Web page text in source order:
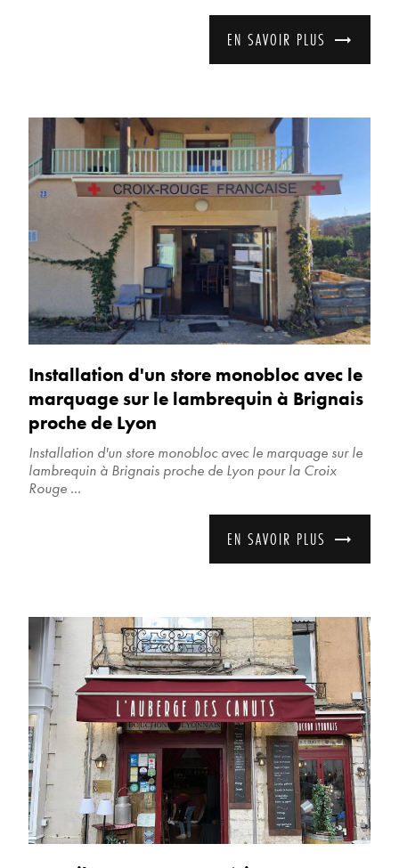
EN SAVOIR PLUS
Installation d'un store monobloc avec le
marquage sur le lambrequin à Brignais
proche de Lyon
Installation d'un store monobloc avec le marquage sur le
lambrequin à Brignais proche de Lyon pour la Croix
Rouge ...
EN SAVOIR PLUS